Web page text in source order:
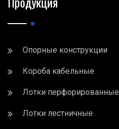
Опорные конструкции
Короба кабельные
Лотки перфорированные
Лотки лестничные